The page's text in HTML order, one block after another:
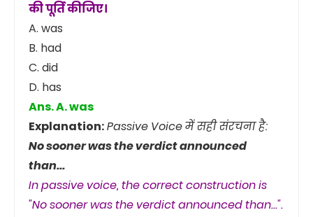
की पूर्ति कीजिए।
A. was
B. had
C. did
D. has
Ans. A. was
Explanation:Passive Voice में सही संरचना है:
No sooner was the verdict announced
than...
In passive voice, the correct construction is
"No sooner was the verdict announced than...".